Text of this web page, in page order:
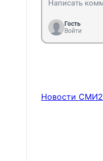
Гость
Войти
Новости СМИ2